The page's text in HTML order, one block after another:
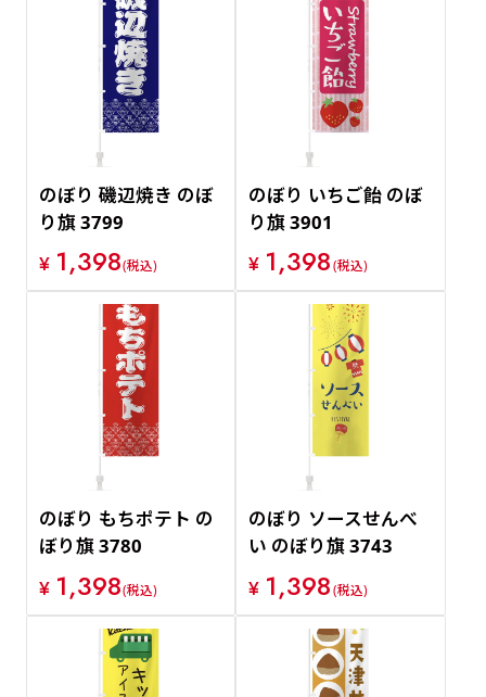
のぼり 磯辺焼き のぼ
り旗 3799
¥ 1,398(税込)
のぼり いちご飴 のぼ
り旗 3901
¥ 1,398(税込)
のぼり もちポテト の
ぼり旗 3780
¥ 1,398(税込)
のぼり ソースせんべ
い のぼり旗 3743
¥ 1,398(税込)